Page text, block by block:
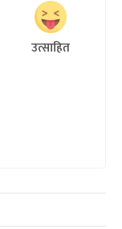
उत्साहित